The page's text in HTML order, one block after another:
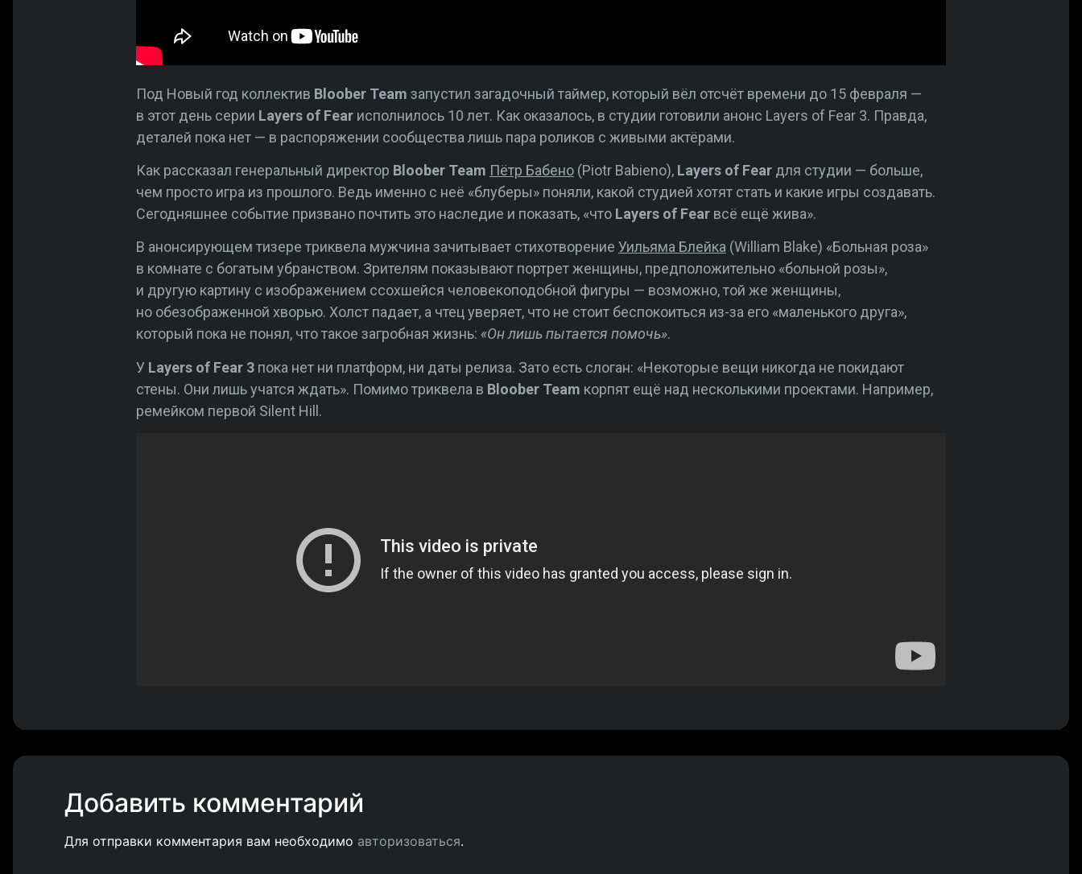
Под Новый год коллектив Bloober Team запустил загадочный таймер, который вёл отсчёт времени до 15 февраля —
в этот день серии Layers of Fearисполнилось 10 лет. Как оказалось, в студии готовили анонс Layers of Fear 3. Правда,
деталей пока нет — в распоряжении сообщества лишь пара роликов с живыми актёрами.
Как рассказал генеральный директор Bloober Team Пётр Бабено(Piotr Babieno), Layers of Fearдля студии — больше,
чем просто игра из прошлого. Ведь именно с неё «блуберы» поняли, какой студией хотят стать и какие игры создавать.
Сегодняшнее событие призвано почтить это наследие и показать, «что Layers of Fearвсё ещё жива».
В анонсирующем тизере триквела мужчина зачитывает стихотворение Уильяма Блейка(William Blake) «Больная роза»
в комнате с богатым убранством. Зрителям показывают портрет женщины, предположительно «больной розы»,
и другую картину с изображением ссохшейся человекоподобной фигуры — возможно, той же женщины,
но обезображенной хворью. Холст падает, а чтец уверяет, что не стоит беспокоиться из-за его «маленького друга»,
который пока не понял, что такое загробная жизнь: «Он лишь пытается помочь».
УLayers of Fear 3 пока нет ни платформ, ни даты релиза. Зато есть слоган: «Некоторые вещи никогда не покидают
стены. Они лишь учатся ждать». Помимо триквела в Bloober Team корпят ещё над несколькими проектами. Например,
ремейком первой Silent Hill.
Добавить комментарий
Для отправки комментария вам необходимо авторизоваться.